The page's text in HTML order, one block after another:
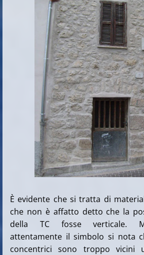
È evidente che si tratta di
che non è affatto detto che la
della TC fosse verticale.
attentamente il simbolo si nota
concentrici sono troppo vicini